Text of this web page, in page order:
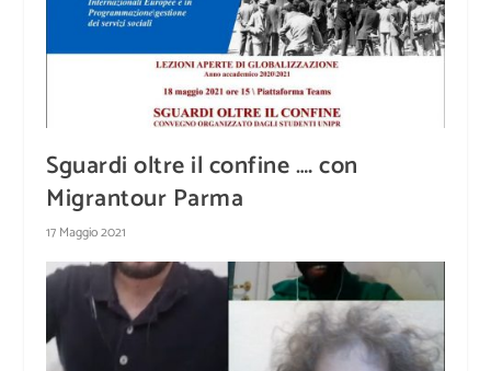
Sguardi oltre il confine …. con
Migrantour Parma
17 Maggio 2021